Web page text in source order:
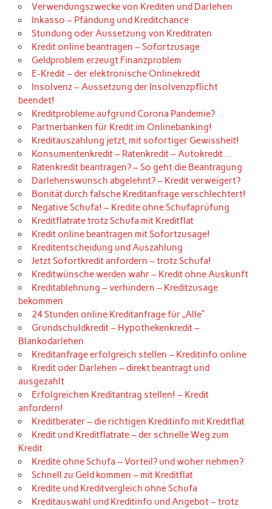
Verwendungszwecke von Krediten und Darlehen
Inkasso – Pfändung und Kreditchance
Stundung oder Aussetzung von Kreditraten
Kredit online beantragen – Sofortzusage
Geldproblem erzeugt Finanzproblem
E-Kredit – der elektronische Onlinekredit
Insolvenz – Aussetzung der Insolvenzpflicht
beendet!
Kreditprobleme aufgrund Corona Pandemie?
Partnerbanken für Kredit im Onlinebanking!
Kreditauszahlung jetzt, mit sofortiger Gewissheit!
Konsumentenkredit – Ratenkredit – Autokredit…
Ratenkredit beantragen? – So geht die Beantragung
Darlehenswunsch abgelehnt? – Kredit verweigert?
Bonität durch falsche Kreditanfrage verschlechtert!
Negative Schufa! – Kredite ohne Schufaprüfung
Kreditflatrate trotz Schufa mit Kreditflat
Kredit online beantragen mit Sofortzusage!
Kreditentscheidung und Auszahlung
Jetzt Sofortkredit anfordern – trotz Schufa!
Kreditwünsche werden wahr – Kredit ohne Auskunft
Kreditablehnung – verhindern – Kreditzusage
bekommen
24 Stunden online Kreditanfrage für „Alle“
Grundschuldkredit – Hypothekenkredit –
Blankodarlehen
Kreditanfrage erfolgreich stellen – Kreditinfo online
Kredit oder Darlehen – direkt beantragt und
ausgezahlt
Erfolgreichen Kreditantrag stellen! – Kredit
anfordern!
Kreditberater – die richtigen Kreditinfo mit Kreditflat
Kredit und Kreditflatrate – der schnelle Weg zum
Kredit
Kredite ohne Schufa – Vorteil? und woher nehmen?
Schnell zu Geld kommen – mit Kreditflat
Kredite und Kreditvergleich ohne Schufa
Kreditauswahl und Kreditinfo und Angebot – trotz